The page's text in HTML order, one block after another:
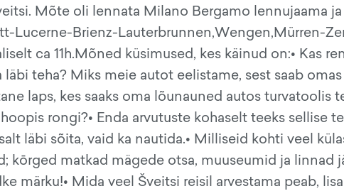
Mõte oli lennata Milano Bergamo lennujaama
Lucerne-Brienz-Lauterbrunnen,Wengen,Mürren-
ca 11h.Mõned küsimused, kes käinud on:• Kas
teha? Miks meie autot eelistame, sest saab
laps, kes saaks oma lõunauned autos turvatoolis
rongi?• Enda arvutuste kohaselt teeks sellise
läbi sõita, vaid ka nautida.• Milliseid kohti veel
matkad mägede otsa, muuseumid ja linnad
märku!• Mida veel Šveitsi reisil arvestama peab,